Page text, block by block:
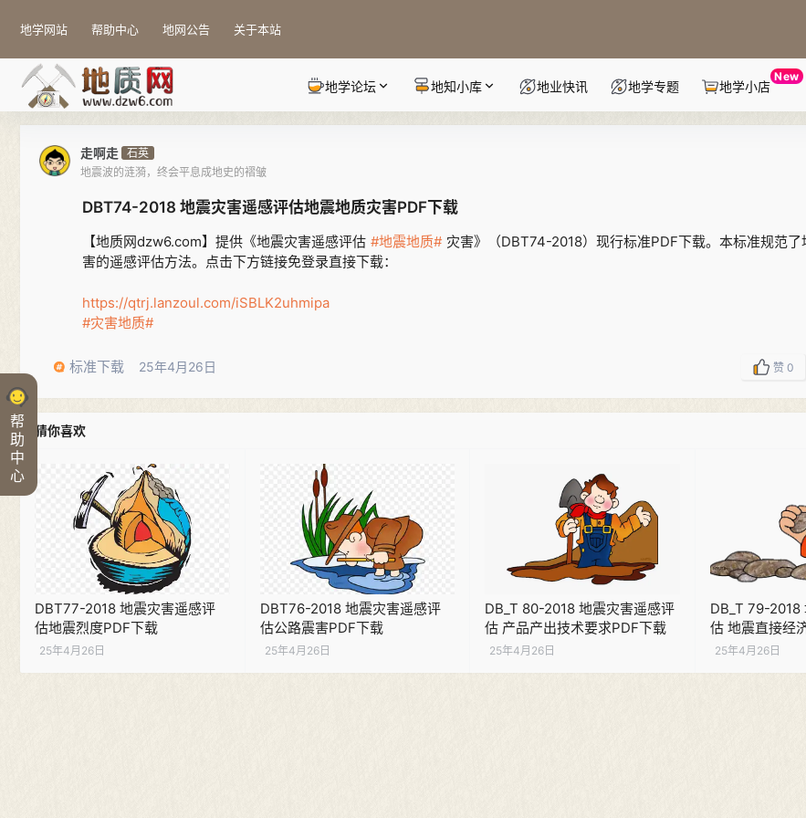
帮
助
中
心
地学网站 帮助中心 地网公告 关于本站
地学论坛 地知小库 地业快讯 地学专题 地学小店
New
走啊走 石英
地震波的涟漪，终会平息成地史的褶皱
DBT74-2018 地震灾害遥感评估地震地质灾害PDF下载
【地质网dzw6.com】提供《地震灾害遥感评估 #地震地质# 灾害》（DBT74-2018）现行标准PDF下载。本标准规范了
害的遥感评估方法。点击下方链接免登录直接下载：
https://qtrj.lanzoul.com/iSBLK2uhmipa
#灾害地质#
标准下载 25年4月26日 赞 0
猜你喜欢
DBT77-2018 地震灾害遥感评
估地震烈度PDF下载
25年4月26日
DBT76-2018 地震灾害遥感评
估公路震害PDF下载
25年4月26日
DB_T 80-2018 地震灾害遥感评
估 产品产出技术要求PDF下载
25年4月26日
DB_T 79-2018
估 地震直接经
25年4月26日